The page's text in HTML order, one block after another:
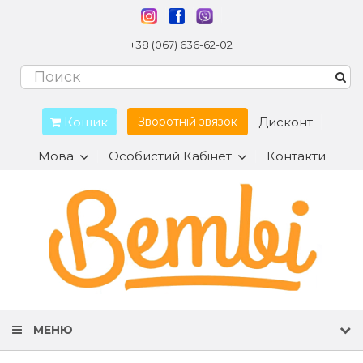
+38 (067) 636-62-02
Кошик Зворотній звязок Дисконт
Мова Особистий Кабінет Контакти
МЕНЮ